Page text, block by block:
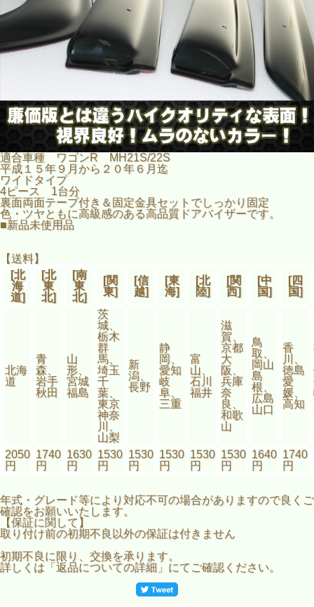
適合車種 ワゴンR MH21S/22S
平成１５年９月から２０年６月迄
ワイドタイプ
4ピース 1台分
裏面両面テープ付き＆固定金具セットでしっかり固定
色・ツヤともに高級感のある高品質ドアバイザーです。
■新品未使用品
【送料】
[北
海
道]
[北
東
北]
[南
東
北]
[関
東]
[信
越]
[東
海]
[北
陸]
[関
西]
[中
国]
[四
国]
北海
道
青
森、
岩手
秋田
山
形、
宮城
福島
茨
城、
栃木
群
馬、
埼玉
千
葉、
東京
神奈
川、
山梨
新
潟、
長野
静
岡、
愛知
岐
阜、
三重
富
山、
石川
福井
滋
賀、
京都
大
阪、
兵庫
奈
良、
和歌
山
鳥
取、
岡山
島
根、
広島
山口
香
川、
徳島
愛
媛、
高知
2050
円
1740
円
1630
円
1530
円
1530
円
1530
円
1530
円
1530
円
1640
円
1740
円
年式・グレード等により対応不可の場合がありますので良くご
確認をお願いいたします。
【保証に関して】
取り付け前の初期不良以外の保証は付きません
初期不良に限り、交換を承ります。
詳しくは「返品についての詳細」にてご確認ください。